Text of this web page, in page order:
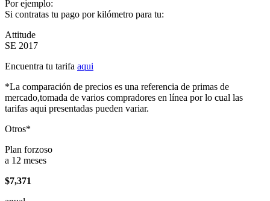
Por ejemplo:
Si contratas tu pago por kilómetro para tu:
Attitude
SE 2017
Encuentra tu tarifa aqui
*La comparación de precios es una referencia de primas de
mercado,tomada de varios compradores en línea por lo cual las
tarifas aqui presentadas pueden variar.
Otros*
Plan forzoso
a 12 meses
$7,371